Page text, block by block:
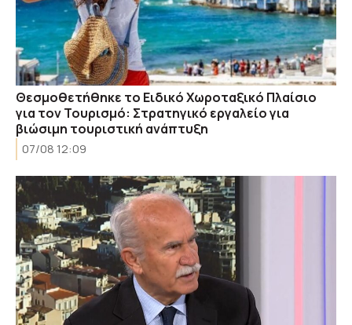
Θεσμοθετήθηκε το Ειδικό Χωροταξικό Πλαίσιο
για τον Τουρισμό: Στρατηγικό εργαλείο για
βιώσιμη τουριστική ανάπτυξη
07/08 12:09